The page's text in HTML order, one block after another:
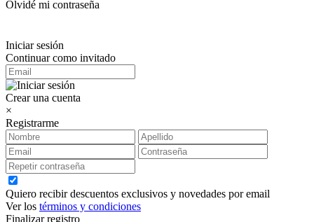
Olvidé mi contraseña
Iniciar sesión
Continuar como invitado
Crear una cuenta
×
Registrarme
Quiero recibir descuentos exclusivos y novedades por email
Ver los términos y condiciones
Finalizar registro